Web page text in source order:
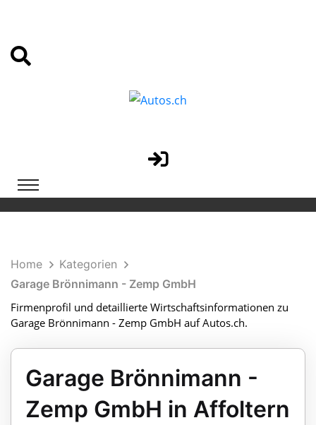
Home
Kategorien
Garage Brönnimann - Zemp GmbH
Firmenprofil und detaillierte Wirtschaftsinformationen zu
Garage Brönnimann - Zemp GmbH auf Autos.ch.
Garage Brönnimann -
Zemp GmbH in Affoltern